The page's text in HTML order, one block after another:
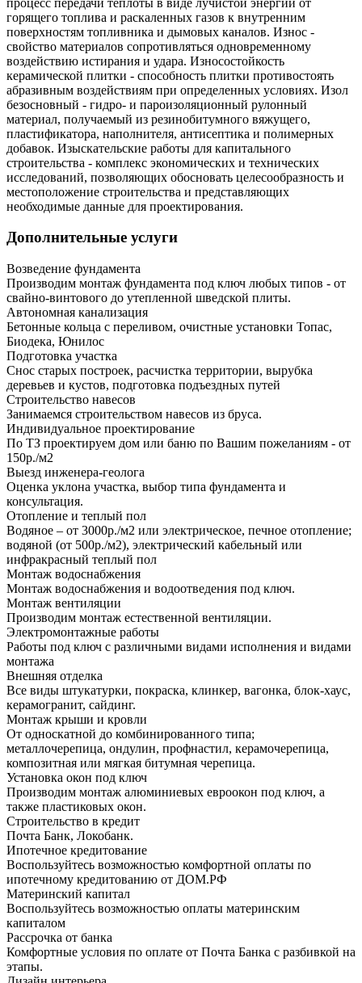
горящего топлива и раскаленных газов к внутренним
поверхностям топливника и дымовых каналов. Износ -
свойство материалов сопротивляться одновременному
воздействию истирания и удара. Износостойкость
керамической плитки - способность плитки противостоять
абразивным воздействиям при определенных условиях. Изол
безосновный - гидро- и пароизоляционный рулонный
материал, получаемый из резинобитумного вяжущего,
пластификатора, наполнителя, антисептика и полимерных
добавок. Изыскательские работы для капитального
строительства - комплекс экономических и технических
исследований, позволяющих обосновать целесообразность и
местоположение строительства и представляющих
необходимые данные для проектирования.
Дополнительные услуги
Возведение фундамента
Производим монтаж фундамента под ключ любых типов - от
свайно-винтового до утепленной шведской плиты.
Автономная канализация
Бетонные кольца с переливом, очистные установки Топас,
Биодека, Юнилос
Подготовка участка
Снос старых построек, расчистка территории, вырубка
деревьев и кустов, подготовка подъездных путей
Строительство навесов
Занимаемся строительством навесов из бруса.
Индивидуальное проектирование
По ТЗ проектируем дом или баню по Вашим пожеланиям - от
150р./м2
Выезд инженера-геолога
Оценка уклона участка, выбор типа фундамента и
консультация.
Отопление и теплый пол
Водяное – от 3000р./м2 или электрическое, печное отопление;
водяной (от 500р./м2), электрический кабельный или
инфракрасный теплый пол
Монтаж водоснабжения
Монтаж водоснабжения и водоотведения под ключ.
Монтаж вентиляции
Производим монтаж естественной вентиляции.
Электромонтажные работы
Работы под ключ с различными видами исполнения и видами
монтажа
Внешняя отделка
Все виды штукатурки, покраска, клинкер, вагонка, блок-хаус,
керамогранит, сайдинг.
Монтаж крыши и кровли
От односкатной до комбинированного типа;
металлочерепица, ондулин, профнастил, керамочерепица,
композитная или мягкая битумная черепица.
Установка окон под ключ
Производим монтаж алюминиевых евроокон под ключ, а
также пластиковых окон.
Строительство в кредит
Почта Банк, Локобанк.
Ипотечное кредитование
Воспользуйтесь возможностью комфортной оплаты по
ипотечному кредитованию от ДОМ.РФ
Материнский капитал
Воспользуйтесь возможностью оплаты материнским
капиталом
Рассрочка от банка
Комфортные условия по оплате от Почта Банка с разбивкой на
этапы.